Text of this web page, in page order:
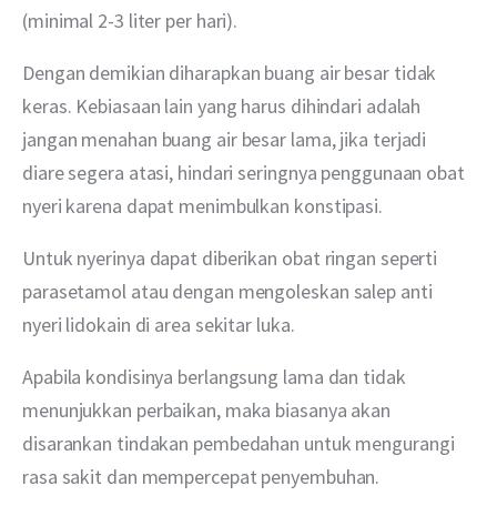
(minimal 2-3 liter per hari).
Dengan demikian diharapkan buang air besar tidak
keras. Kebiasaan lain yang harus dihindari adalah
jangan menahan buang air besar lama, jika terjadi
diare segera atasi, hindari seringnya penggunaan obat
nyeri karena dapat menimbulkan konstipasi.
Untuk nyerinya dapat diberikan obat ringan seperti
parasetamol atau dengan mengoleskan salep anti
nyeri lidokain di area sekitar luka.
Apabila kondisinya berlangsung lama dan tidak
menunjukkan perbaikan, maka biasanya akan
disarankan tindakan pembedahan untuk mengurangi
rasa sakit dan mempercepat penyembuhan.